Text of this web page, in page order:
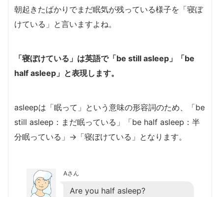
朝起きたばかりでまだ眠気が残っている様子を「寝ぼ
けている」と言いますよね。
「寝ぼけている」は英語で「be still asleep」「be
half asleep」と表現します。
asleepは「眠って」という意味の形容詞のため、「be
still asleep：まだ眠っている」「be half asleep：半
分眠っている」→「寝ぼけている」となります。
Aさん
Are you half asleep?